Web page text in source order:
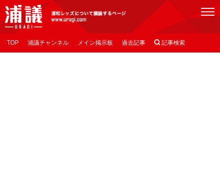
[浦議]浦和レッズについて議論するページ
TOP 浦議チャンネル メイン掲示板 過去記事  記事検索